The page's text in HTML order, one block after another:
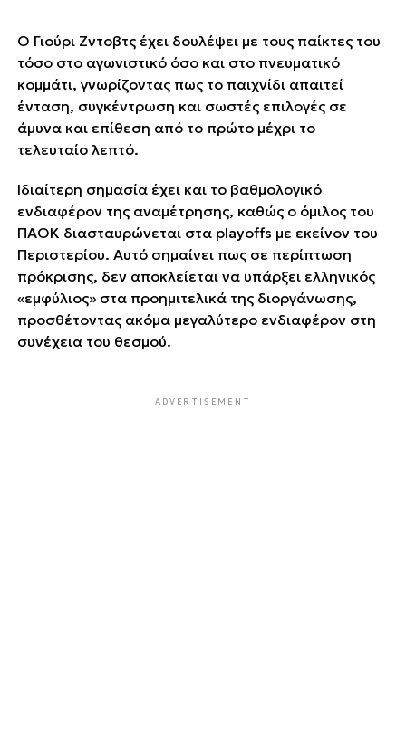
Ο Γιούρι Ζντοβτς έχει δουλέψει με τους παίκτες του
τόσο στο αγωνιστικό όσο και στο πνευματικό
κομμάτι, γνωρίζοντας πως το παιχνίδι απαιτεί
ένταση, συγκέντρωση και σωστές επιλογές σε
άμυνα και επίθεση από το πρώτο μέχρι το
τελευταίο λεπτό.
Ιδιαίτερη σημασία έχει και το βαθμολογικό
ενδιαφέρον της αναμέτρησης, καθώς ο όμιλος του
ΠΑΟΚ διασταυρώνεται στα playoffs με εκείνον του
Περιστερίου. Αυτό σημαίνει πως σε περίπτωση
πρόκρισης, δεν αποκλείεται να υπάρξει ελληνικός
«εμφύλιος» στα προημιτελικά της διοργάνωσης,
προσθέτοντας ακόμα μεγαλύτερο ενδιαφέρον στη
συνέχεια του θεσμού.
ADVERTISEMENT